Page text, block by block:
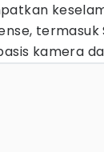
kamera